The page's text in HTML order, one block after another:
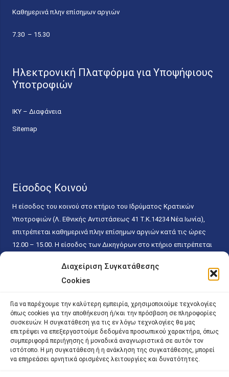
Διαχείριση Συγκατάθεσης
Cookies
Για να παρέχουμε την καλύτερη εμπειρία, χρησιμοποιούμε τεχνολογίες
όπως cookies για την αποθήκευση ή/και την πρόσβαση σε πληροφορίες
συσκευών. Η συγκατάθεση για τις εν λόγω τεχνολογίες θα μας
επιτρέψει να επεξεργαστούμε δεδομένα προσωπικού χαρακτήρα, όπως
συμπεριφορά περιήγησης ή μοναδικά αναγνωριστικά σε αυτόν τον
ιστότοπο. Η μη συγκατάθεση ή η ανάκληση της συγκατάθεσης, μπορεί
να επηρεάσει αρνητικά ορισμένες λειτουργίες και δυνατότητες.
Καθημερινά πλην επίσημων αργιών
7.30 – 15.30
Ηλεκτρονική Πλατφόρμα για Υποψήφιους
Υποτροφιών
ΙΚΥ – Διαφάνεια
Sitemap
Είσοδος Κοινού
Η είσοδος του κοινού στο κτήριο του Ιδρύματος Κρατικών
Υποτροφιών (Λ. Εθνικής Αντιστάσεως 41 T.K.14234 Νέα Ιωνία),
επιτρέπεται καθημερινά πλην επίσημων αργιών κατά τις ώρες
12.00 – 15.00. Η είσοδος των Δικηγόρων στο κτήριο επιτρέπεται
κάθε εργάσιμη ημέρα και ώρα χωρίς κανέναν χρονικό ή άλλο
περιορισμό. Η είσοδος του κοινού ειδικά στο γραφείο του
15.00. Η εξυπηρέτηση του κοινού πραγματοποιείται βάσει των
παγίων ισχυουσών διατάξεων. Για την αποφυγή συνωστισμού
εντός του εσωτερικού χώρου εξυπηρέτησης και αναμονής του
κοινού, η εξυπηρέτησή του δύναται να πραγματοποιείται κατόπιν
προγραμματισμένου ραντεβού.